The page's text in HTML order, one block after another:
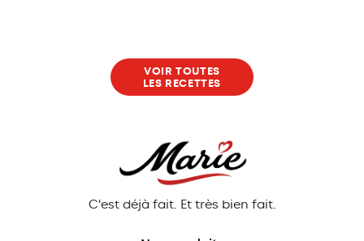
VOIR TOUTES
LES RECETTES
C'est déjà fait. Et très bien fait.